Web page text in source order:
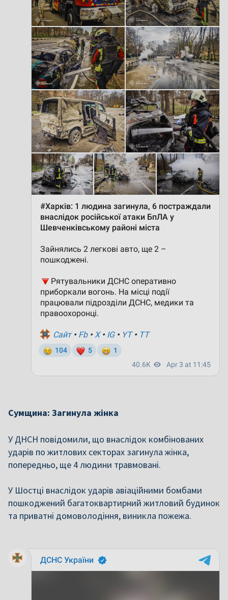
Сумщина: Загинула жінка
У ДНСН повідомили, що внаслідок комбінованих
ударів по житлових секторах загинула жінка,
попередньо, ще 4 людини травмовані.
У Шостці внаслідок ударів авіаційними бомбами
пошкоджений багатоквартирний житловий будинок
та приватні домоволодіння, виникла пожежа.